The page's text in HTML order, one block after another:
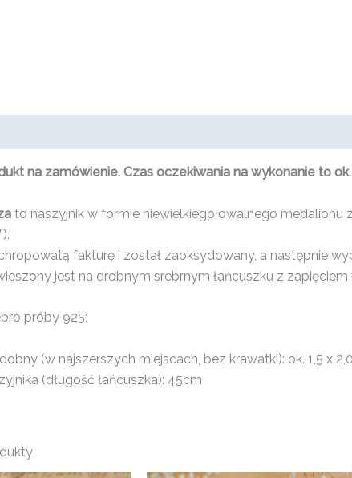
na zamówienie. Czas oczekiwania na wykonanie to
to naszyjnik w formie niewielkiego owalnego
fakturę i został zaoksydowany, a następnie
jest na drobnym srebrnym łańcuszku z zapięciem
próby 925;
(w najszerszych miejscach, bez krawatki): ok. 1,5 x
(długość łańcuszka): 45cm